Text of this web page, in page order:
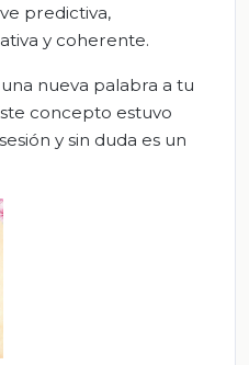
predictiva,
y coherente.
nueva palabra a tu
concepto estuvo
y sin duda es un